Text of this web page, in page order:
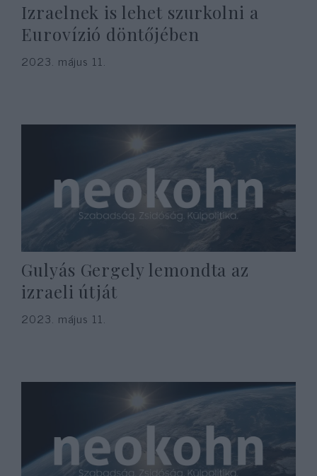
Izraelnek is lehet szurkolni a
Eurovízió döntőjében
2023. május 11.
Gulyás Gergely lemondta az
izraeli útját
2023. május 11.